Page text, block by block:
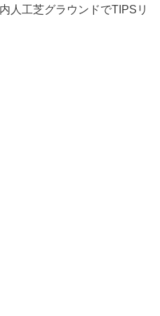
人工芝グラウンドでTIPSリ